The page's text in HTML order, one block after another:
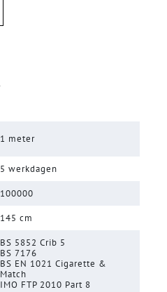
1 meter
5 werkdagen
100000
145 cm
BS 5852 Crib 5
BS 7176
BS EN 1021 Cigarette &
Match
IMO FTP 2010 Part 8